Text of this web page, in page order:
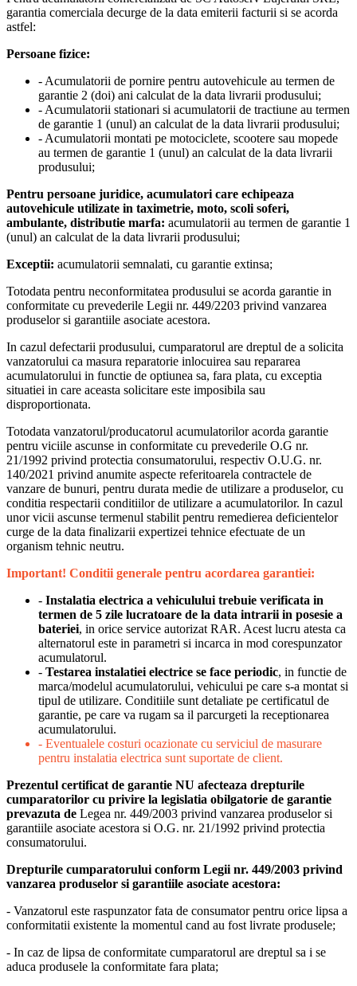
garantia comerciala decurge de la data emiterii facturii si se acorda
astfel:
Persoane fizice:
- Acumulatorii de pornire pentru autovehicule au termen de
garantie 2 (doi) ani calculat de la data livrarii produsului;
- Acumulatorii stationari si acumulatorii de tractiune au termen
de garantie 1 (unul) an calculat de la data livrarii produsului;
- Acumulatorii montati pe motociclete, scootere sau mopede
au termen de garantie 1 (unul) an calculat de la data livrarii
produsului;
Pentru persoane juridice, acumulatori care echipeaza
autovehicule utilizate in taximetrie, moto, scoli soferi,
ambulante, distributie marfa: acumulatorii au termen de garantie 1
(unul) an calculat de la data livrarii produsului;
Exceptii: acumulatorii semnalati, cu garantie extinsa;
Totodata pentru neconformitatea produsului se acorda garantie in
conformitate cu prevederile Legii nr. 449/2203 privind vanzarea
produselor si garantiile asociate acestora.
In cazul defectarii produsului, cumparatorul are dreptul de a solicita
vanzatorului ca masura reparatorie inlocuirea sau repararea
acumulatorului in functie de optiunea sa, fara plata, cu exceptia
situatiei in care aceasta solicitare este imposibila sau
disproportionata.
Totodata vanzatorul/producatorul acumulatorilor acorda garantie
pentru viciile ascunse in conformitate cu prevederile O.G nr.
21/1992 privind protectia consumatorului, respectiv O.U.G. nr.
140/2021 privind anumite aspecte referitoarela contractele de
vanzare de bunuri, pentru durata medie de utilizare a produselor, cu
conditia respectarii conditiilor de utilizare a acumulatorilor. In cazul
unor vicii ascunse termenul stabilit pentru remedierea deficientelor
curge de la data finalizarii expertizei tehnice efectuate de un
organism tehnic neutru.
Important! Conditii generale pentru acordarea garantiei:
- Instalatia electrica a vehiculului trebuie verificata in
termen de 5 zile lucratoare de la data intrarii in posesie a
bateriei, in orice service autorizat RAR. Acest lucru atesta ca
alternatorul este in parametri si incarca in mod corespunzator
acumulatorul.
- Testarea instalatiei electrice se face periodic, in functie de
marca/modelul acumulatorului, vehicului pe care s-a montat si
tipul de utilizare. Conditiile sunt detaliate pe certificatul de
garantie, pe care va rugam sa il parcurgeti la receptionarea
acumulatorului.
- Eventualele costuri ocazionate cu serviciul de masurare
pentru instalatia electrica sunt suportate de client.
Prezentul certificat de garantie NU afecteaza drepturile
cumparatorilor cu privire la legislatia obilgatorie de garantie
prevazuta de Legea nr. 449/2003 privind vanzarea produselor si
garantiile asociate acestora si O.G. nr. 21/1992 privind protectia
consumatorului.
Drepturile cumparatorului conform Legii nr. 449/2003 privind
vanzarea produselor si garantiile asociate acestora:
- Vanzatorul este raspunzator fata de consumator pentru orice lipsa a
conformitatii existente la momentul cand au fost livrate produsele;
- In caz de lipsa de conformitate cumparatorul are dreptul sa i se
aduca produsele la conformitate fara plata;